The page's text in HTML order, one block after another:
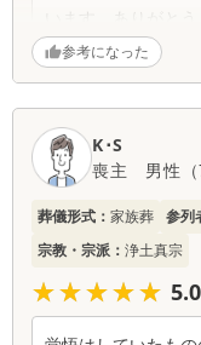
います。ありがと
参考になった
K･S
喪主
男性 （
葬儀形式： 家族葬 参列
宗教・宗派： 浄土真宗
★★★★★
★★★★★